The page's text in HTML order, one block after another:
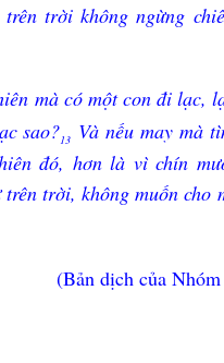
trời không ngừng
mà có một con đi lạc,
sao?13 Và nếu may mà
đó, hơn là vì chín
trời, không muốn cho
(Bản dịch của